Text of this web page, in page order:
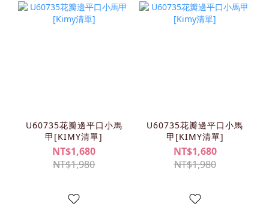
U60735花瓣邊平口小馬
甲[KIMY清單]
NT$1,680
NT$1,980
U60735花瓣邊平口小馬
甲[KIMY清單]
NT$1,680
NT$1,980